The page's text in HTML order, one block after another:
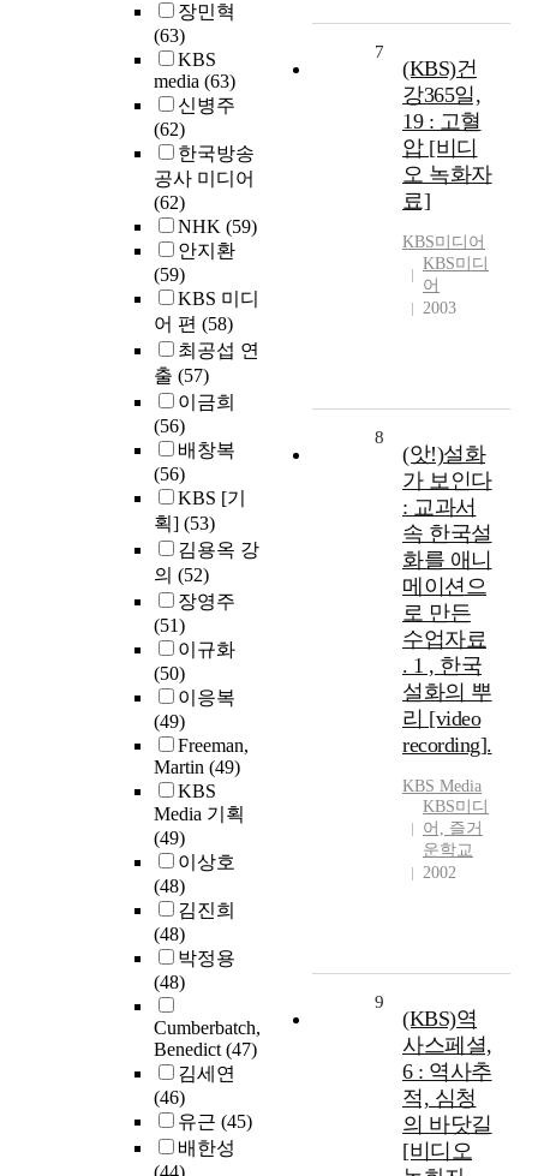
장민혁
(63)
KBS
media (63)
신병주
(62)
한국방송
공사 미디어
(62)
NHK (59)
안지환
(59)
KBS 미디
어 편 (58)
최공섭 연
출 (57)
이금희
(56)
배창복
(56)
KBS [기
획] (53)
김용옥 강
의 (52)
장영주
(51)
이규화
(50)
이응복
(49)
Freeman,
Martin (49)
KBS
Media 기획
(49)
이상호
(48)
김진희
(48)
박정용
(48)
Cumberbatch,
Benedict(47)
김세연
(46)
유근 (45)
배한성
7
(KBS)건
강365일,
19 : 고혈
압 [비디
오 녹화자
료]
KBS미디어
KBS미디
어
2003
8
(앗!)설화
가 보인다
: 교과서
속 한국설
화를 애니
메이션으
로 만든
수업자료
. 1 , 한국
설화의 뿌
리 [video
recording].
KBS Media
KBS미디
어, 즐거
운학교
2002
9
(KBS)역
사스페셜,
6 : 역사추
적, 심청
의 바닷길
[비디오